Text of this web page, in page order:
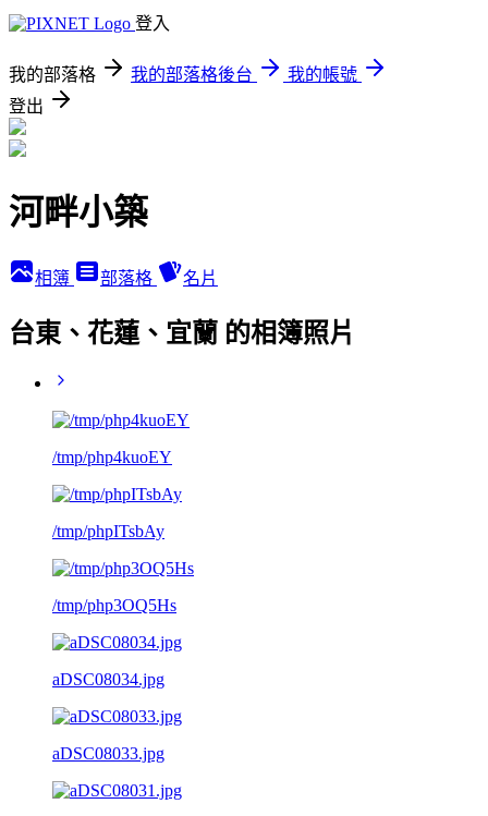
登入
我的部落格 我的部落格後台
我的帳號
登出
河畔小築
相簿 部落格 名片
台東、花蓮、宜蘭 的相簿照片
/tmp/php4kuoEY
/tmp/phpITsbAy
/tmp/php3OQ5Hs
aDSC08034.jpg
aDSC08033.jpg